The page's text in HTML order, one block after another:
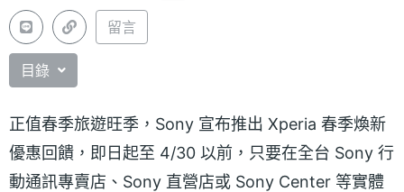
留言
目錄
正值春季旅遊旺季，Sony 宣布推出 Xperia 春季煥新
優惠回饋，即日起至 4/30 以前，只要在全台 Sony 行
動通訊專賣店、Sony 直營店或 Sony Center 等實體